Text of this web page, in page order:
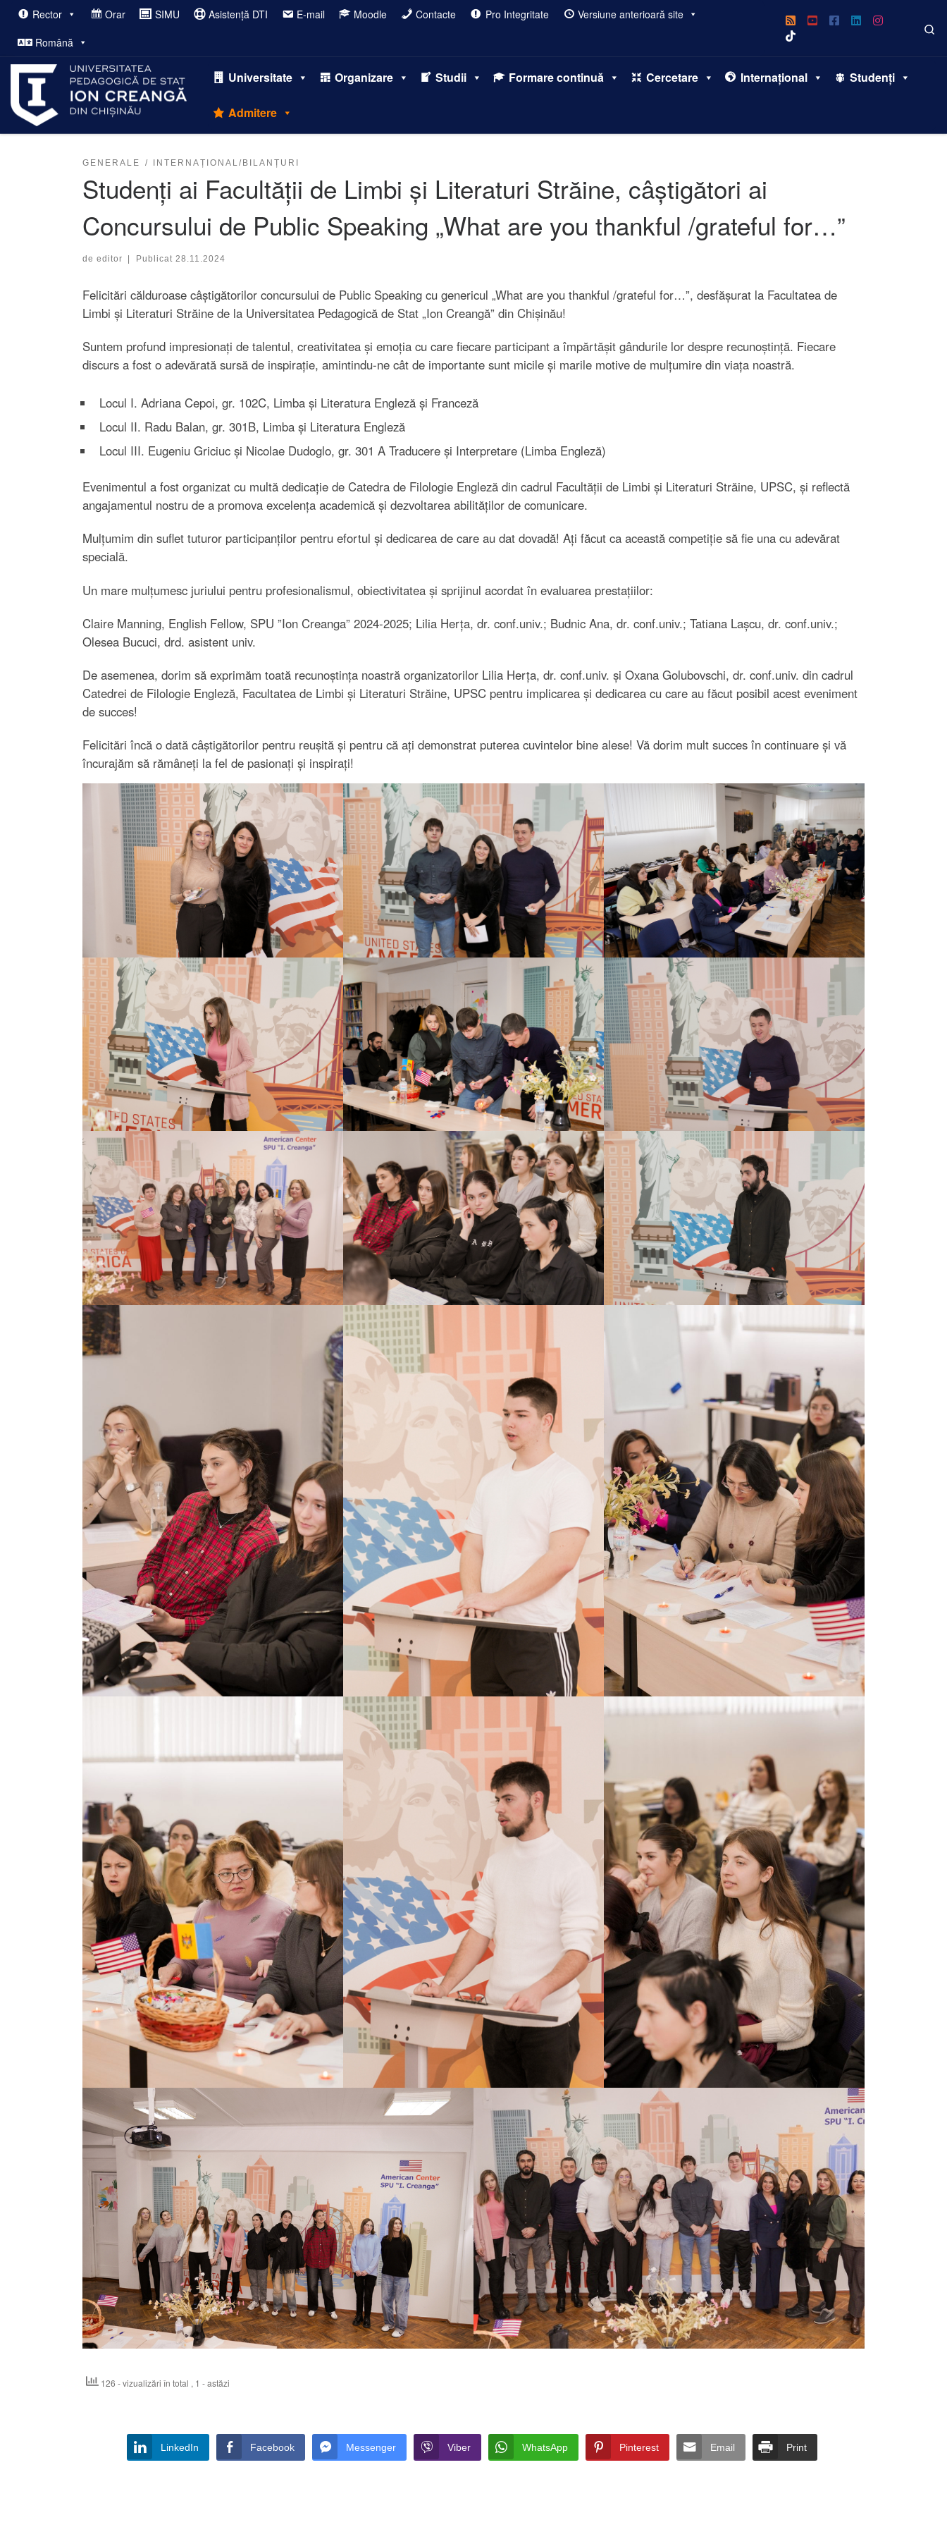
Afișează întregul conținut
Rector Orar SIMU Asistență DTI E-mail Moodle Contacte Pro Integritate
Versiune anterioară site
Română
Universitate Organizare Studii Formare continuă Cercetare Internațional Studenți
Admitere
GENERALE INTERNAȚIONAL/BILANȚURI
Studenți ai Facultății de Limbi și Literaturi Străine, câștigători ai
Concursului de Public Speaking „What are you thankful /grateful for…”
de editor | Publicat 28.11.2024
Felicitări călduroase câștigătorilor concursului de Public Speaking cu genericul „What are you thankful /grateful for…”, desfășurat la Facultatea de
Limbi și Literaturi Străine de la Universitatea Pedagogică de Stat „Ion Creangă” din Chișinău!
Suntem profund impresionați de talentul, creativitatea și emoția cu care fiecare participant a împărtășit gândurile lor despre recunoștință. Fiecare
discurs a fost o adevărată sursă de inspirație, amintindu-ne cât de importante sunt micile și marile motive de mulțumire din viața noastră.
Locul I. Adriana Cepoi, gr. 102C, Limba și Literatura Engleză și Franceză
Locul II. Radu Balan, gr. 301B, Limba și Literatura Engleză
Locul III. Eugeniu Griciuc și Nicolae Dudoglo, gr. 301 A Traducere și Interpretare (Limba Engleză)
Evenimentul a fost organizat cu multă dedicație de Catedra de Filologie Engleză din cadrul Facultății de Limbi și Literaturi Străine, UPSC, și reflectă
angajamentul nostru de a promova excelența academică și dezvoltarea abilităților de comunicare.
Mulțumim din suflet tuturor participanților pentru efortul și dedicarea de care au dat dovadă! Ați făcut ca această competiție să fie una cu adevărat
specială.
Un mare mulțumesc juriului pentru profesionalismul, obiectivitatea și sprijinul acordat în evaluarea prestațiilor:
Claire Manning, English Fellow, SPU ”Ion Creanga” 2024-2025; Lilia Herța, dr. conf.univ.; Budnic Ana, dr. conf.univ.; Tatiana Lașcu, dr. conf.univ.;
Olesea Bucuci, drd. asistent univ.
De asemenea, dorim să exprimăm toată recunoștința noastră organizatorilor Lilia Herța, dr. conf.univ. și Oxana Golubovschi, dr. conf.univ. din cadrul
Catedrei de Filologie Engleză, Facultatea de Limbi și Literaturi Străine, UPSC pentru implicarea și dedicarea cu care au făcut posibil acest eveniment
de succes!
Felicitări încă o dată câștigătorilor pentru reușită și pentru că ați demonstrat puterea cuvintelor bine alese! Vă dorim mult succes în continuare și vă
încurajăm să rămâneți la fel de pasionați și inspirați!
126 - vizualizări în total , 1 - astăzi
LinkedIn Facebook Messenger Viber WhatsApp Pinterest Email Print